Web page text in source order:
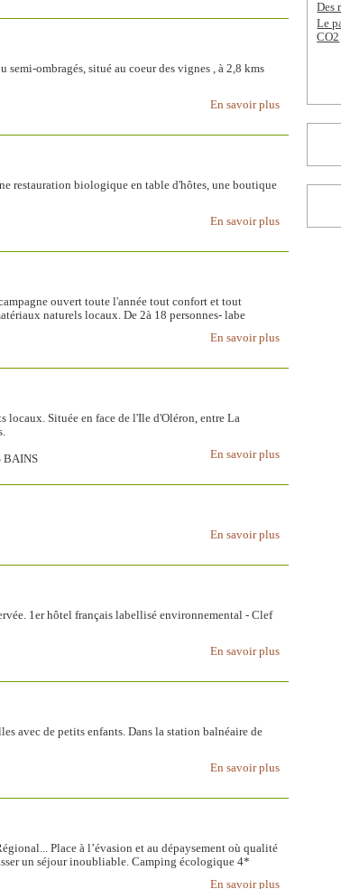
ombragés, situé au coeur des vignes , à 2,8 kms
En savoir plus
restauration biologique en table d'hôtes, une boutique
En savoir plus
ouvert toute l'année tout confort et tout
naturels locaux. De 2à 18 personnes- labe
En savoir plus
locaux. Située en face de l'Ile d'Oléron, entre La
En savoir plus
BAINS
En savoir plus
1er hôtel français labellisé environnemental - Clef
En savoir plus
avec de petits enfants. Dans la station balnéaire de
En savoir plus
Place à l’évasion et au dépaysement où qualité
un séjour inoubliable. Camping écologique 4*
En savoir plus
Des
Le
CO2